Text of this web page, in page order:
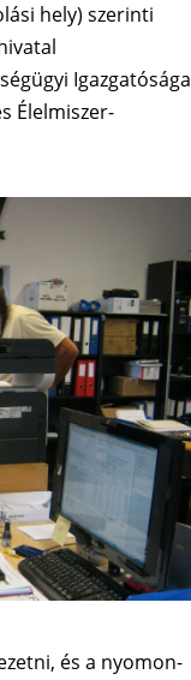
hely) szerinti
Igazgatósága
Élelmiszer-
és a nyomon-